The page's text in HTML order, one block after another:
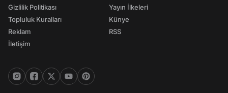
Gizlilik Politikası
Topluluk Kuralları
Reklam
İletişim
Yayın İlkeleri
Künye
RSS